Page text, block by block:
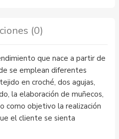
(0)
que nace a partir de
se emplean diferentes
en croché, dos agujas,
la elaboración de muñecos,
como objetivo la realización
el cliente se sienta